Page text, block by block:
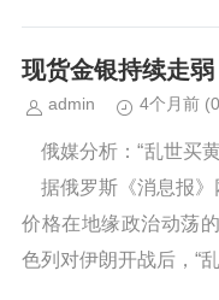
现货金银持续走
admin 4个月前
俄媒分析：“乱世买
据俄罗斯《消息报》
价格在地缘政治动荡
色列对伊朗开战后，“